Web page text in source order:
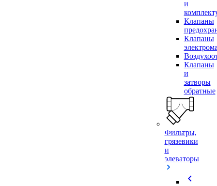
и
Клапаны
Клапаны
Клапаны
и
затворы
обратные
Фильтры,
грязевики
и
элеваторы
chevron_left